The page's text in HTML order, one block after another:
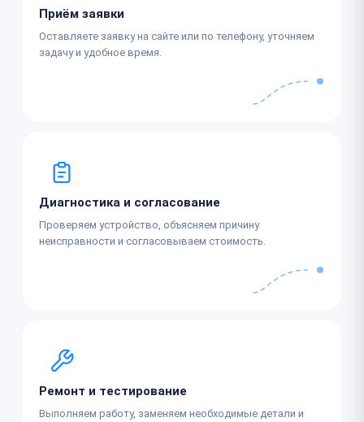
Приём заявки
Оставляете заявку на сайте или по телефону, уточняем
задачу и удобное время.
Диагностика и согласование
Проверяем устройство, объясняем причину
неисправности и согласовываем стоимость.
Ремонт и тестирование
Выполняем работу, заменяем необходимые детали и